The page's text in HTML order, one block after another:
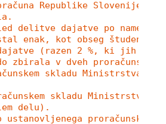
Republike Slovenije,
delitve dajatve po
enak, kot obseg
(razen 2 %, ki jih bo
zbirala v dveh
skladu Ministrstva
skladu Ministrstva
delu).
ustanovljenega